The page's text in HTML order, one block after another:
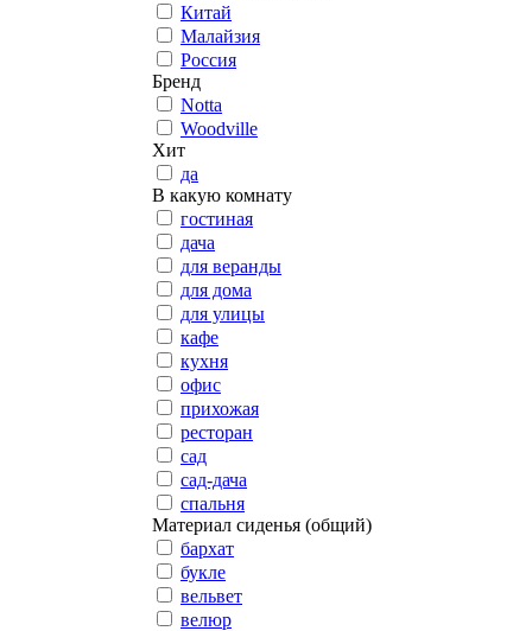
Китай
Малайзия
Россия
Бренд
Notta
Woodville
Хит
да
В какую комнату
гостиная
дача
для веранды
для дома
для улицы
кафе
кухня
офис
прихожая
ресторан
сад
сад-дача
спальня
Материал сиденья (общий)
бархат
букле
вельвет
велюр